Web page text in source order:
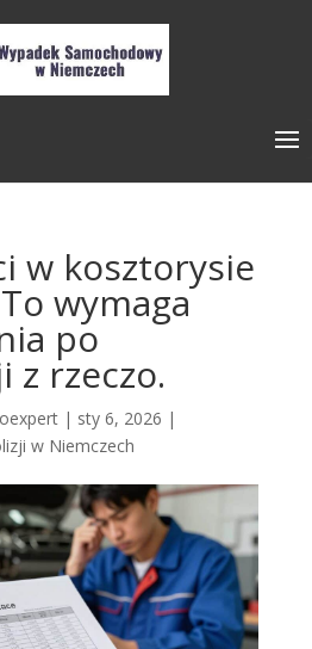
w kosztorysie
wymaga
po
z rzeczo.
| sty 6, 2026 |
w Niemczech